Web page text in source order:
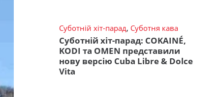
Суботній хіт-парад, Суботня кава
Суботній хіт-парад: COKAINÉ,
KODI та OMEN представили
нову версію Cuba Libre & Dolce
Vita